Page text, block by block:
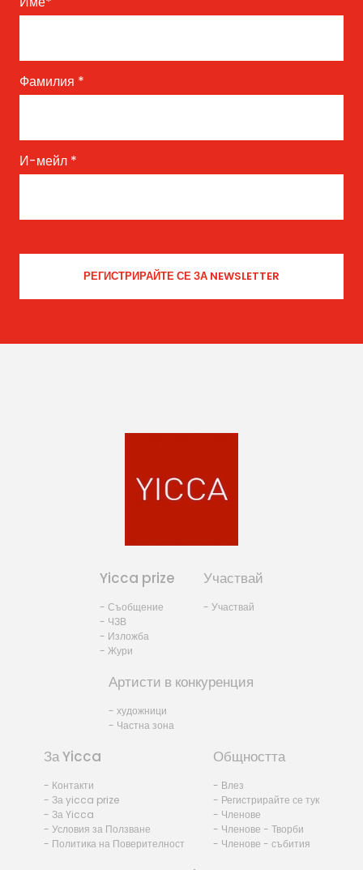
Фамилия *
И-мейл *
Yicca prize
- Съобщение
- ЧЗВ
- Изложба
- Жури
Участвай
- Участвай
Артисти в конкуренция
- художници
- Частна зона
За Yicca
- Контакти
- За yicca prize
- За Yicca
- Условия за Ползване
- Политика на Поверителност
Общността
- Влез
- Регистрирайте се тук
- Членове
- Членове - Творби
- Членове - събития